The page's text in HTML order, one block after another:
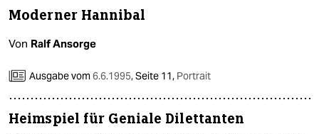
Moderner Hannibal
Von Ralf Ansorge
Ausgabe vom6.6.1995,Seite 11, Portrait
Heimspiel für Geniale Dilettanten